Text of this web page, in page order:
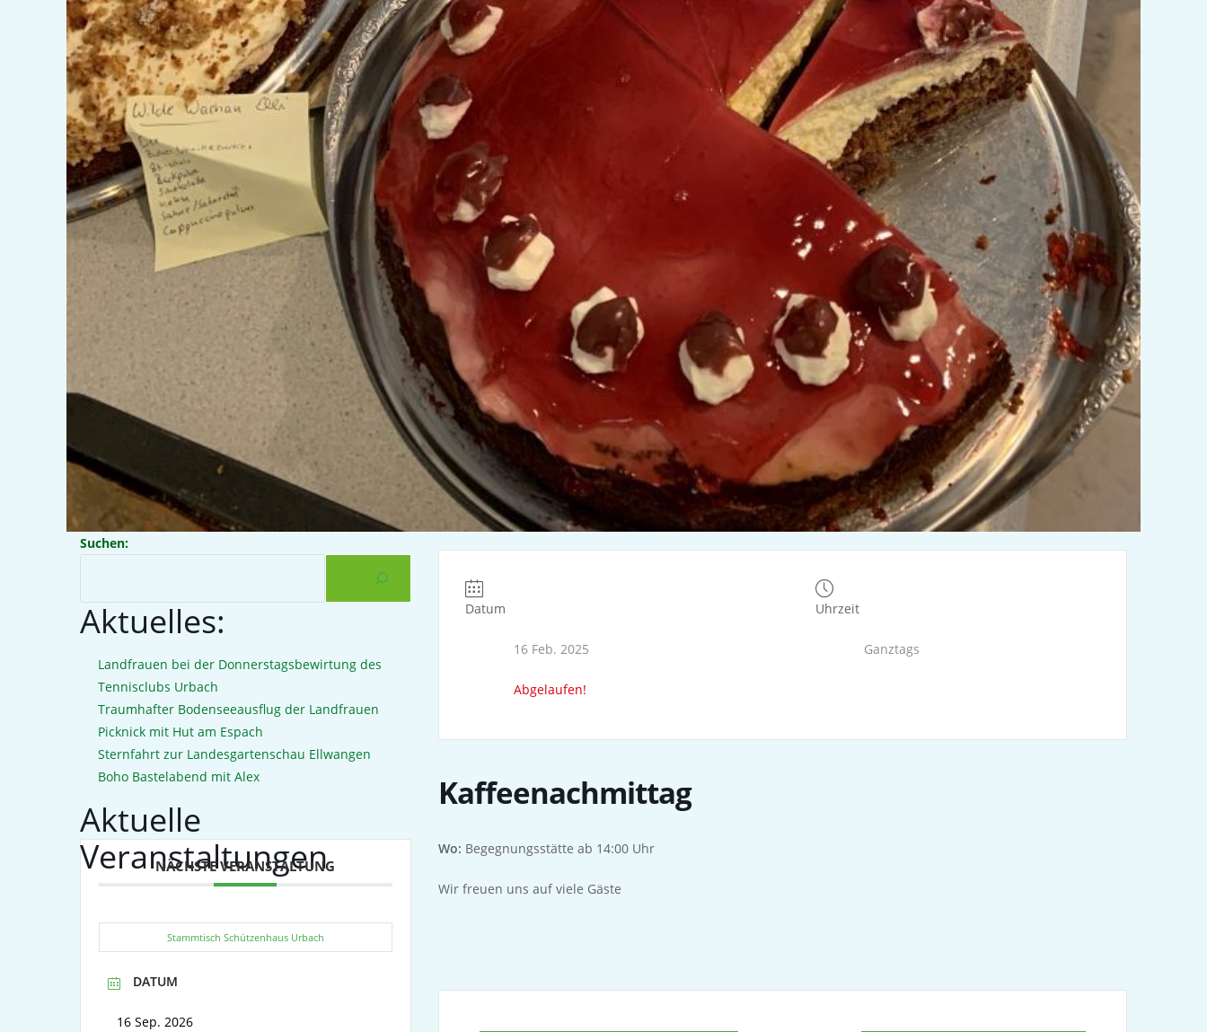
Suchen:
Aktuelles:
Landfrauen bei der Donnerstagsbewirtung des
Tennisclubs Urbach
Traumhafter Bodenseeausflug der Landfrauen
Picknick mit Hut am Espach
Sternfahrt zur Landesgartenschau Ellwangen
Boho Bastelabend mit Alex
Aktuelle
Veranstaltungen
NÄCHSTE VERANSTALTUNG
Stammtisch Schützenhaus Urbach
DATUM
16 Sep. 2026
Datum
16 Feb. 2025
Abgelaufen!
Uhrzeit
Ganztags
Kaffeenachmittag
Wo: Begegnungsstätte ab 14:00 Uhr
Wir freuen uns auf viele Gäste